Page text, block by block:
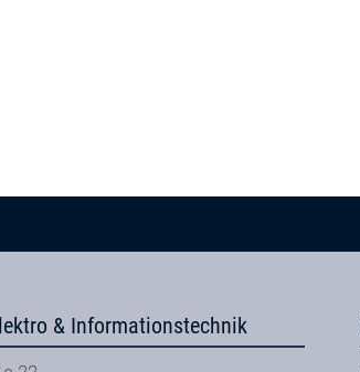
& Informationstechnik